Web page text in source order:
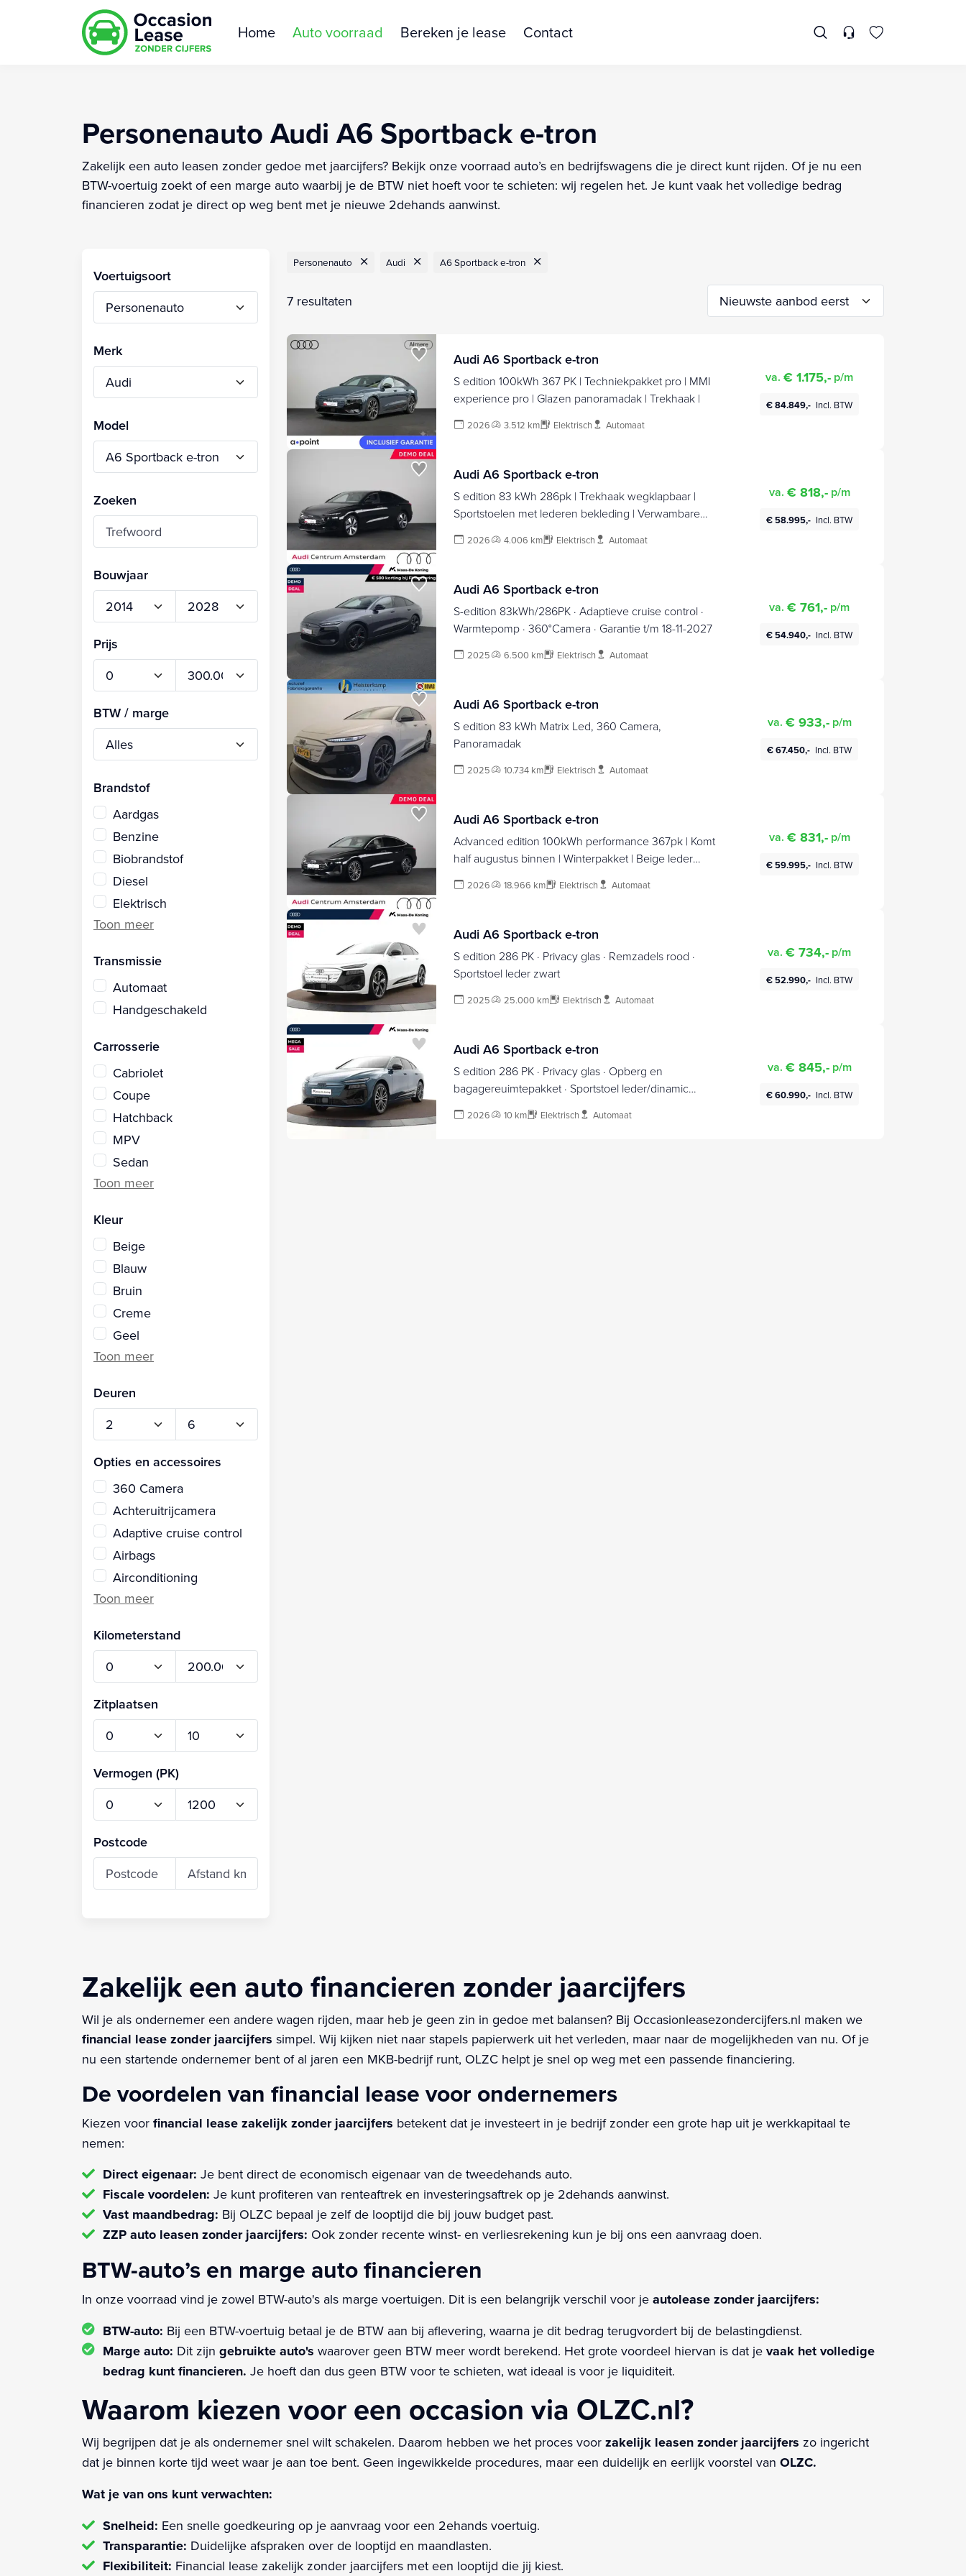
Home Auto voorraad Bereken je lease Contact
Personenauto Audi A6 Sportback e-tron
Zakelijk een auto leasen zonder gedoe met jaarcijfers? Bekijk onze voorraad auto’s en bedrijfswagens die je direct kunt rijden. Of je nu een
BTW-voertuig zoekt of een marge auto waarbij je de BTW niet hoeft voor te schieten: wij regelen het. Je kunt vaak het volledige bedrag
financieren zodat je direct op weg bent met je nieuwe 2dehands aanwinst.
Voertuigsoort
Merk
Model
Zoeken
Bouwjaar
Prijs
BTW / marge
Brandstof
Aardgas
Benzine
Biobrandstof
Diesel
Elektrisch
Transmissie
Automaat
Handgeschakeld
Carrosserie
Cabriolet
Coupe
Hatchback
MPV
Sedan
Kleur
Beige
Blauw
Bruin
Creme
Geel
Deuren
Opties en accessoires
360 Camera
Achteruitrijcamera
Adaptive cruise control
Airbags
Airconditioning
Kilometerstand
Zitplaatsen
Vermogen (PK)
Postcode
Personenauto Audi A6 Sportback e-tron
7 resultaten
Audi A6 Sportback e-tron
S edition 100kWh 367 PK | Techniekpakket pro | MMI
experience pro | Glazen panoramadak | Trekhaak |
2026 3.512 km Elektrisch Automaat
va. € 1.175,- p/m
€ 84.849,- Incl. BTW
Audi A6 Sportback e-tron
S edition 83 kWh 286pk | Trekhaak wegklapbaar |
Sportstoelen met lederen bekleding | Verwambare
2026 4.006 km Elektrisch Automaat
va. € 818,- p/m
€ 58.995,- Incl. BTW
Audi A6 Sportback e-tron
S-edition 83kWh/286PK · Adaptieve cruise control ·
Warmtepomp · 360°Camera · Garantie t/m 18-11-2027
2025 6.500 km Elektrisch Automaat
va. € 761,- p/m
€ 54.940,- Incl. BTW
Audi A6 Sportback e-tron
S edition 83 kWh Matrix Led, 360 Camera,
Panoramadak
2025 10.734 km Elektrisch Automaat
va. € 933,- p/m
€ 67.450,- Incl. BTW
Audi A6 Sportback e-tron
Advanced edition 100kWh performance 367pk | Komt
half augustus binnen | Winterpakket | Beige leder
2026 18.966 km Elektrisch Automaat
va. € 831,- p/m
€ 59.995,- Incl. BTW
Audi A6 Sportback e-tron
S edition 286 PK · Privacy glas · Remzadels rood ·
Sportstoel leder zwart
2025 25.000 km Elektrisch Automaat
va. € 734,- p/m
€ 52.990,- Incl. BTW
Audi A6 Sportback e-tron
S edition 286 PK · Privacy glas · Opberg en
bagagereuimtepakket · Sportstoel leder/dinamic
2026 10 km Elektrisch Automaat
va. € 845,- p/m
€ 60.990,- Incl. BTW
Zakelijk een auto financieren zonder jaarcijfers
Wil je als ondernemer een andere wagen rijden, maar heb je geen zin in gedoe met balansen? Bij Occasionleasezondercijfers.nl maken we
financial lease zonder jaarcijfers simpel. Wij kijken niet naar stapels papierwerk uit het verleden, maar naar de mogelijkheden van nu. Of je
nu een startende ondernemer bent of al jaren een MKB-bedrijf runt, OLZC helpt je snel op weg met een passende financiering.
De voordelen van financial lease voor ondernemers
Kiezen voor financial lease zakelijk zonder jaarcijfers betekent dat je investeert in je bedrijf zonder een grote hap uit je werkkapitaal te
nemen:
Direct eigenaar: Je bent direct de economisch eigenaar van de tweedehands auto.
Fiscale voordelen: Je kunt profiteren van renteaftrek en investeringsaftrek op je 2dehands aanwinst.
Vast maandbedrag: Bij OLZC bepaal je zelf de looptijd die bij jouw budget past.
ZZP auto leasen zonder jaarcijfers: Ook zonder recente winst- en verliesrekening kun je bij ons een aanvraag doen.
BTW-auto’s en marge auto financieren
In onze voorraad vind je zowel BTW-auto's als marge voertuigen. Dit is een belangrijk verschil voor je autolease zonder jaarcijfers:
BTW-auto: Bij een BTW-voertuig betaal je de BTW aan bij aflevering, waarna je dit bedrag terugvordert bij de belastingdienst.
Marge auto: Dit zijn gebruikte auto's waarover geen BTW meer wordt berekend. Het grote voordeel hiervan is dat je vaak het volledige
bedrag kunt financieren. Je hoeft dan dus geen BTW voor te schieten, wat ideaal is voor je liquiditeit.
Waarom kiezen voor een occasion via OLZC.nl?
Wij begrijpen dat je als ondernemer snel wilt schakelen. Daarom hebben we het proces voor zakelijk leasen zonder jaarcijfers zo ingericht
dat je binnen korte tijd weet waar je aan toe bent. Geen ingewikkelde procedures, maar een duidelijk en eerlijk voorstel van OLZC.
Wat je van ons kunt verwachten:
Snelheid: Een snelle goedkeuring op je aanvraag voor een 2ehands voertuig.
Transparantie: Duidelijke afspraken over de looptijd en maandlasten.
Flexibiliteit: Financial lease zakelijk zonder jaarcijfers met een looptijd die jij kiest.